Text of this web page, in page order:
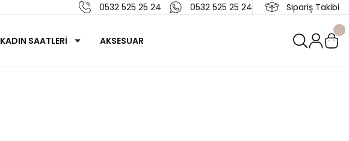
0532 525 25 24 0532 525 25 24 Sipariş Takibi
KADIN SAATLERİ AKSESUAR